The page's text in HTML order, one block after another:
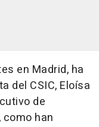
en Madrid, ha
del CSIC, Eloísa
de
como han